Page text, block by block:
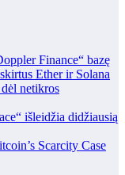
Finance“ bazę
Ether ir Solana
netikros
išleidžia didžiausią
Scarcity Case